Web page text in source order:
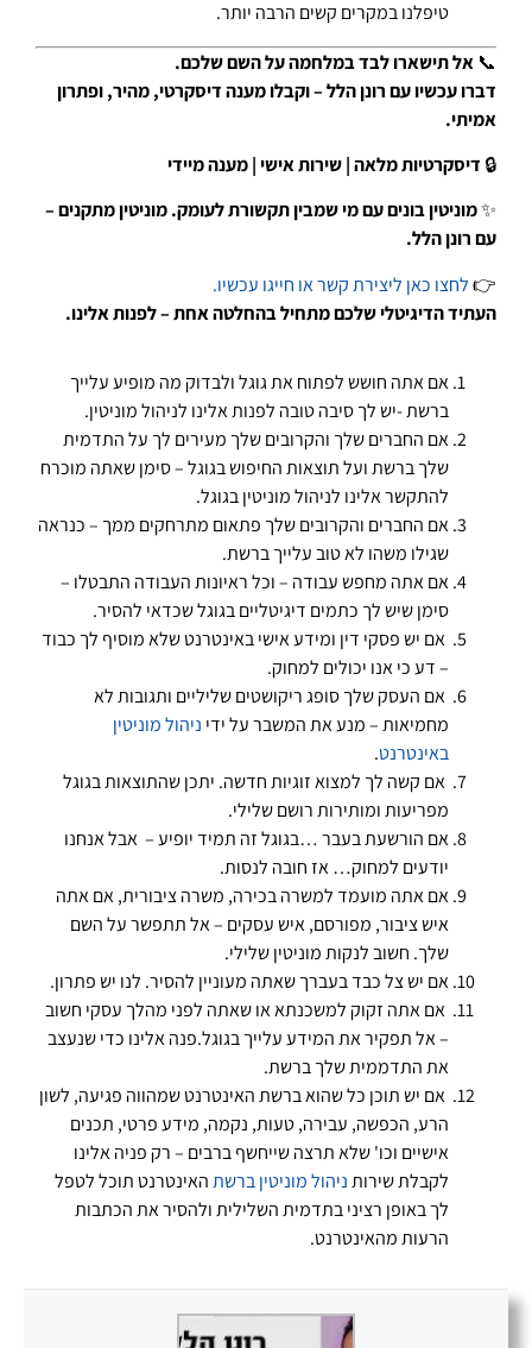
טיפלנו במקרים קשים הרבה יותר.
📞 אל תישארו לבד במלחמה על השם שלכם.
דברו עכשיו עם רונן הלל – וקבלו מענה דיסקרטי, מהיר, ופתרון
אמיתי.
🔒 דיסקרטיות מלאה | שירות אישי | מענה מיידי
✨מוניטין בונים עם מי שמבין תקשורת לעומק. מוניטין מתקנים –
עם רונן הלל.
👉לחצו כאן ליצירת קשר או חייגו עכשיו.
העתיד הדיגיטלי שלכם מתחיל בהחלטה אחת – לפנות אלינו.
אם אתה חושש לפתוח את גוגל ולבדוק מה מופיע עלייך
ברשת -יש לך סיבה טובה לפנות אלינו לניהול מוניטין.
אם החברים שלך והקרובים שלך מעירים לך על התדמית
שלך ברשת ועל תוצאות החיפוש בגוגל – סימן שאתה מוכרח
להתקשר אלינו לניהול מוניטין בגוגל.
אם החברים והקרובים שלך פתאום מתרחקים ממך – כנראה
שגילו משהו לא טוב עלייך ברשת.
אם אתה מחפש עבודה – וכל ראיונות העבודה התבטלו –
סימן שיש לך כתמים דיגיטליים בגוגל שכדאי להסיר.
אם יש פסקי דין ומידע אישי באינטרנט שלא מוסיף לך כבוד
– דע כי אנו יכולים למחוק.
אם העסק שלך סופג ריקושטים שליליים ותגובות לא
מחמיאות – מנע את המשבר על ידי ניהול מוניטין
באינטרנט.
אם קשה לך למצוא זוגיות חדשה. יתכן שהתוצאות בגוגל
מפריעות ומותירות רושם שלילי.
אם הורשעת בעבר …בגוגל זה תמיד יופיע – אבל אנחנו
יודעים למחוק… אז חובה לנסות.
אם אתה מועמד למשרה בכירה, משרה ציבורית, אם אתה
איש ציבור, מפורסם, איש עסקים – אל תתפשר על השם
שלך. חשוב לנקות מוניטין שלילי.
אם יש צל כבד בעברך שאתה מעוניין להסיר. לנו יש פתרון.
אם אתה זקוק למשכנתא או שאתה לפני מהלך עסקי חשוב
– אל תפקיר את המידע עלייך בגוגל.פנה אלינו כדי שנעצב
את התדממית שלך ברשת.
אם יש תוכן כל שהוא ברשת האינטרנט שמהווה פגיעה, לשון
הרע, הכפשה, עבירה, טעות, נקמה, מידע פרטי, תכנים
אישיים וכו' שלא תרצה שייחשף ברבים – רק פניה אלינו
לקבלת שירותניהול מוניטין ברשתהאינטרנט תוכל לטפל
לך באופן רציני בתדמית השלילית ולהסיר את הכתבות
הרעות מהאינטרנט.